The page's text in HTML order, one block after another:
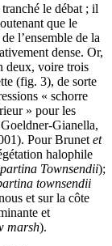
le débat ; il
que le
l’ensemble de la
dense. Or,
deux, voire trois
(fig. 3), de sorte
« schorre
» pour les
Gianella,
Pour Brunet et
halophile
Townsendii);
townsendii
et sur la côte
et
marsh).